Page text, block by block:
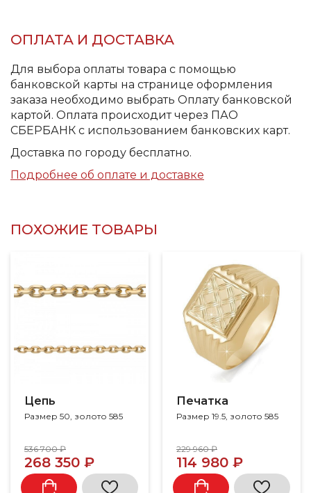
ОПЛАТА И ДОСТАВКА
Для выбора оплаты товара с помощью
банковской карты на странице оформления
заказа необходимо выбрать Оплату банковской
картой. Оплата происходит через ПАО
СБЕРБАНК с использованием банковских карт.
Доставка по городу бесплатно.
Подробнее об оплате и доставке
ПОХОЖИЕ ТОВАРЫ
Цепь
Размер 50, золото 585
536 700 ₽
268 350 ₽
Печатка
Размер 19.5, золото 585
229 960 ₽
114 980 ₽